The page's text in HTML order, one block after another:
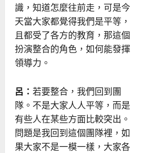
識，知道怎麼往前走，可是今
天當大家都覺得我們是平等，
且都受了各方的教育，那這個
扮演整合的角色，如何能發揮
領導力。
呂： 若要整合，我們回到團
隊。不是大家人人平等，而是
有些人在某些方面比較突出。
問題是我回到這個團隊裡，如
果大家不是一模一樣，大家各